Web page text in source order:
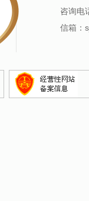
咨询电
信箱：